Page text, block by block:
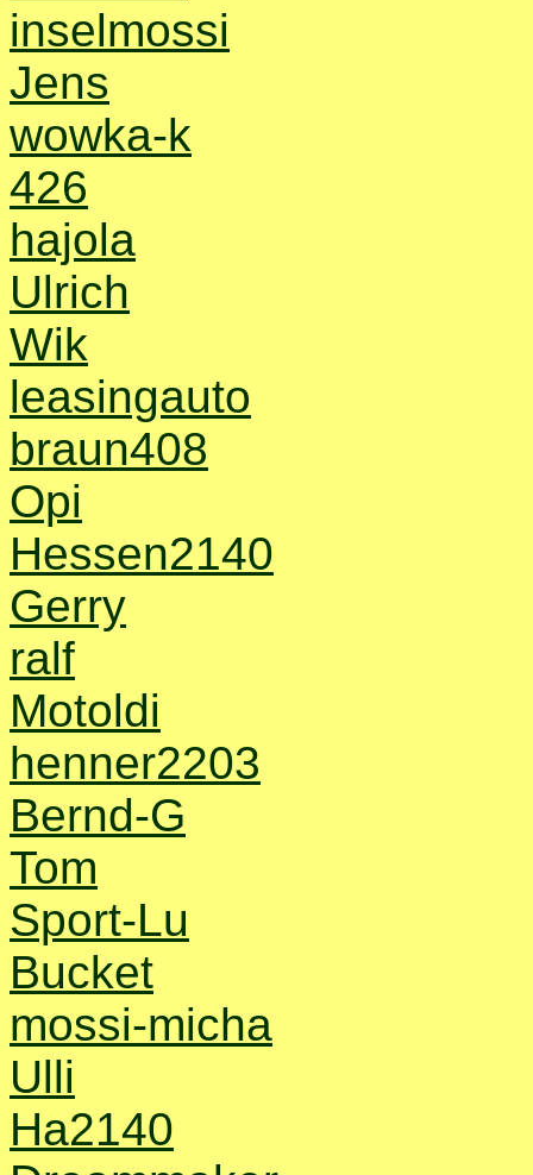
inselmossi
Jens
wowka-k
426
hajola
Ulrich
Wik
leasingauto
braun408
Opi
Hessen2140
Gerry
ralf
Motoldi
henner2203
Bernd-G
Tom
Sport-Lu
Bucket
mossi-micha
Ulli
Ha2140